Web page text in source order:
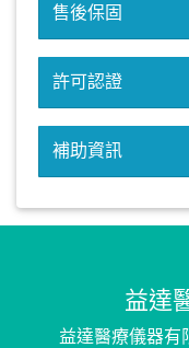
售後保固
許可認證
補助資訊
益達
益達醫療儀器有